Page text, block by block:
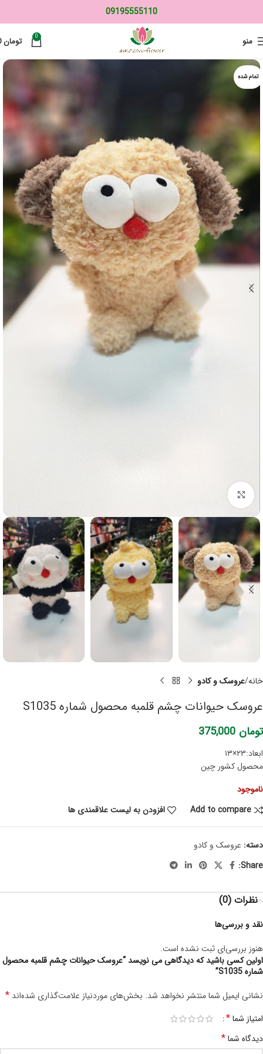
09195555110
منو 0 تومان0
تمام شده
برای بزرگنمایی کلیک کنید
خانه عروسک و کادو
عروسک حیوانات چشم قلمبه محصول شماره S1035
تومان
ابعاد:۲۳×۱۳
محصول کشور چین
ناموجود
Add to compare
افزودن به لیست علاقمندی ها
دسته: عروسک و کادو
Share:
نظرات (0)
نقد و بررسی‌ها
هنوز بررسی‌ای ثبت نشده است.
اولین کسی باشید که دیدگاهی می نویسد “عروسک حیوانات چشم قلمبه محصول
شماره S1035”
نشانی ایمیل شما منتشر نخواهد شد. بخش‌های موردنیاز علامت‌گذاری شده‌اند *
امتیاز شما*
دیدگاه شما*